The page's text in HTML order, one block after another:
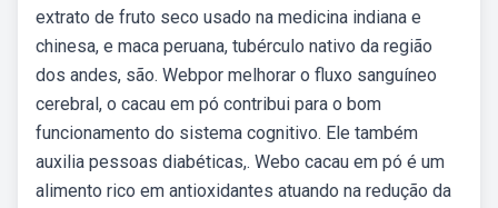
extrato de fruto seco usado na medicina indiana e
chinesa, e maca peruana, tubérculo nativo da região
dos andes, são. Webpor melhorar o fluxo sanguíneo
cerebral, o cacau em pó contribui para o bom
funcionamento do sistema cognitivo. Ele também
auxilia pessoas diabéticas,. Webo cacau em pó é um
alimento rico em antioxidantes atuando na redução da